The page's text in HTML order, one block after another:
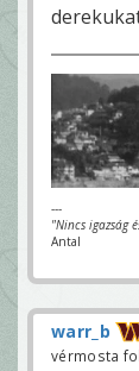
---
"Nincs igazság
Antal
warr_b
vérmosta